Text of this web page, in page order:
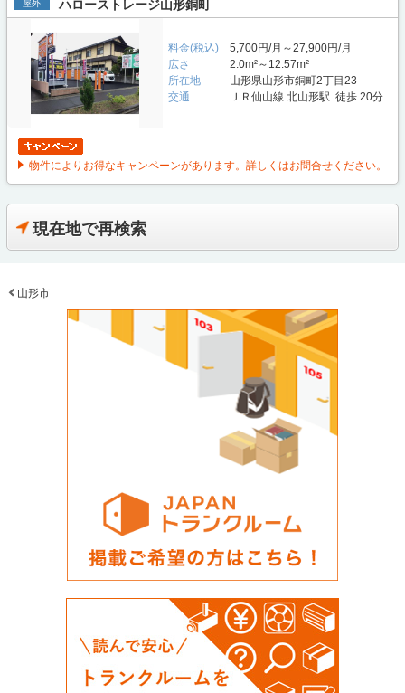
屋外 ハローストレージ山形銅町
料金(税込)
5,700円/月～27,900円/月
広さ
2.0m²～12.57m²
所在地
山形県山形市銅町2丁目23
交通
ＪＲ仙山線 北山形駅 徒歩 20分
物件によりお得なキャンペーンがあります。詳しくはお問合せください。
現在地で再検索
山形市